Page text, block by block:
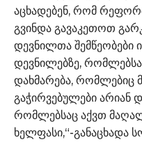
აცხადებენ, რომ
გვინდა გავაკეთოთ
დევნილთა შემწეობები
დევნილებზე,
დახმარება,
გაჭირვებულები არიან
რომლებსაც აქვთ
ხელფასი,“-განაცხადა